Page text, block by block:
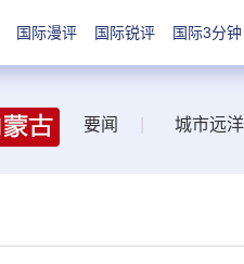
国际漫评 国际锐评 国际3分钟
要闻 城市远洋